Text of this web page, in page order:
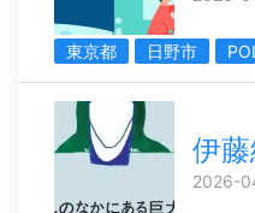
東京都 日野市
伊
2026-